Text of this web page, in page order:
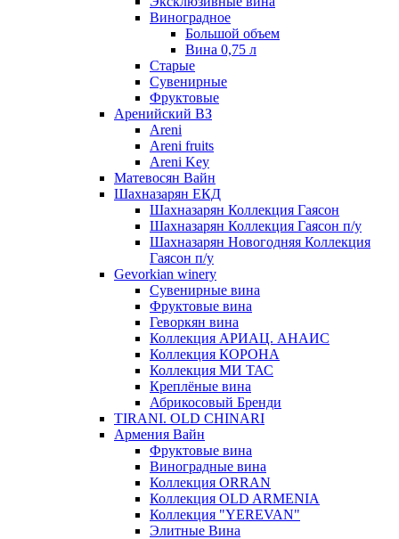
Виноградное
Большой объем
Вина 0,75 л
Старые
Сувенирные
Фруктовые
Аренийский ВЗ
Areni
Areni fruits
Areni Key
Матевосян Вайн
Шахназарян ЕКД
Шахназарян Коллекция Гаясон
Шахназарян Коллекция Гаясон п/у
Шахназарян Новогодняя Коллекция
Гаясон п/у
Gevorkian winery
Сувенирные вина
Фруктовые вина
Геворкян вина
Коллекция АРИАЦ. АНАИС
Коллекция КОРОНА
Коллекция МИ ТАС
Креплёные вина
Абрикосовый Бренди
TIRANI. OLD CHINARI
Армения Вайн
Фруктовые вина
Виноградные вина
Коллекция ORRAN
Коллекция OLD ARMENIA
Коллекция "YEREVAN"
Элитные Вина